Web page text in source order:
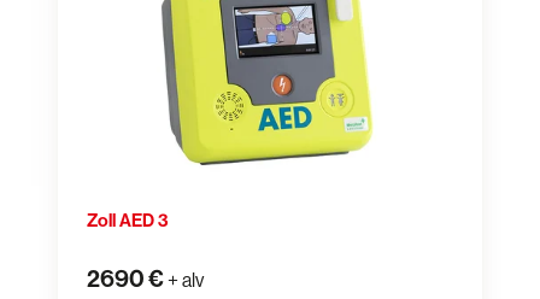
Zoll AED 3
2690 €+ alv